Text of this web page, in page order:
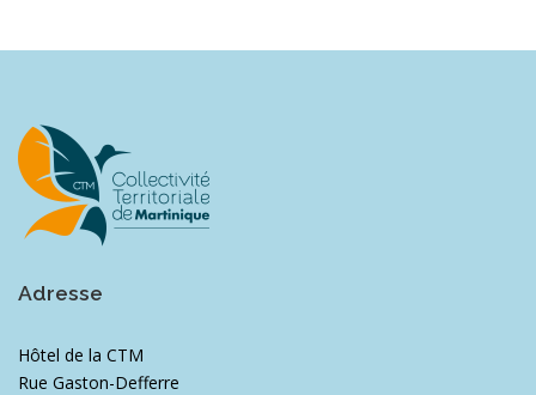
Adresse
Hôtel de la CTM
Rue Gaston-Defferre